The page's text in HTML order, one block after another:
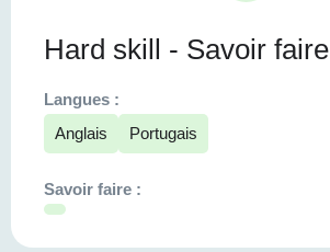
Hard skill - Savoir faire
Langues :
Anglais
Portugais
Savoir faire :